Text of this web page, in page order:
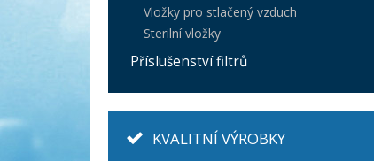
Vložky pro stlačený vzduch
Sterilní vložky
Příslušenství filtrů
KVALITNÍ VÝROBKY